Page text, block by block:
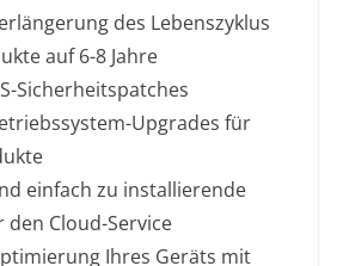
des Lebenszyklus
auf 6-8 Jahre
Sicherheitspatches
Upgrades für
einfach zu installierende
den Cloud-Service
Ihres Geräts mit